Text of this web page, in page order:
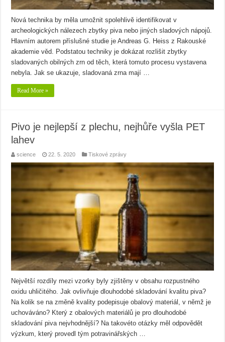
Nová technika by měla umožnit spolehlivě identifikovat v
archeologických nálezech zbytky piva nebo jiných sladových nápojů.
Hlavním autorem příslušné studie je Andreas G. Heiss z Rakouské
akademie věd. Podstatou techniky je dokázat rozlišit zbytky
sladovaných obilných zrn od těch, která tomuto procesu vystavena
nebyla. Jak se ukazuje, sladovaná zrna mají …
Read More »
Pivo je nejlepší z plechu, nejhůře vyšla PET
lahev
science 22. 5. 2020 Tiskové zprávy
Největší rozdíly mezi vzorky byly zjištěny v obsahu rozpustného
oxidu uhličitého. Jak ovlivňuje dlouhodobé skladování kvalitu piva?
Na kolik se na změně kvality podepisuje obalový materiál, v němž je
uchováváno? Který z obalových materiálů je pro dlouhodobé
skladování piva nejvhodnější? Na takovéto otázky měl odpovědět
výzkum, který provedl tým potravinářských …